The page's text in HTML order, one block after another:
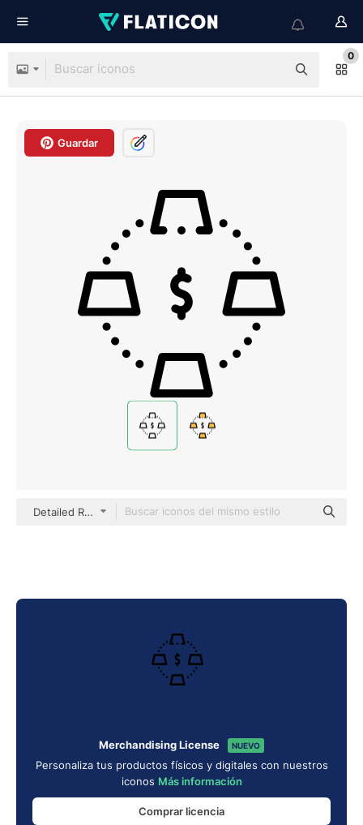
0
Guardar
Detailed Rounded Lineal
Merchandising License NUEVO
Personaliza tus productos físicos y digitales con nuestros
iconos Más información
Comprar licencia